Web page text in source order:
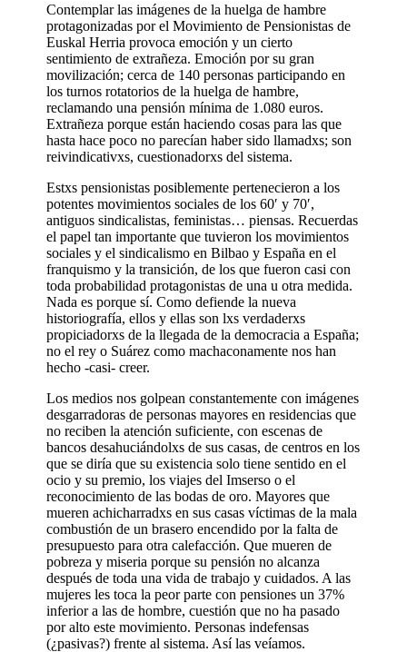
Contemplar las imágenes de la huelga de hambre
protagonizadas por el Movimiento de Pensionistas de
Euskal Herria provoca emoción y un cierto
sentimiento de extrañeza. Emoción por su gran
movilización; cerca de 140 personas participando en
los turnos rotatorios de la huelga de hambre,
reclamando una pensión mínima de 1.080 euros.
Extrañeza porque están haciendo cosas para las que
hasta hace poco no parecían haber sido llamadxs; son
reivindicativxs, cuestionadorxs del sistema.
Estxs pensionistas posiblemente pertenecieron a los
potentes movimientos sociales de los 60′ y 70′,
antiguos sindicalistas, feministas… piensas. Recuerdas
el papel tan importante que tuvieron los movimientos
sociales y el sindicalismo en Bilbao y España en el
franquismo y la transición, de los que fueron casi con
toda probabilidad protagonistas de una u otra medida.
Nada es porque sí. Como defiende la nueva
historiografía, ellos y ellas son lxs verdaderxs
propiciadorxs de la llegada de la democracia a España;
no el rey o Suárez como machaconamente nos han
hecho -casi- creer.
Los medios nos golpean constantemente con imágenes
desgarradoras de personas mayores en residencias que
no reciben la atención suficiente, con escenas de
bancos desahuciándolxs de sus casas, de centros en los
que se diría que su existencia solo tiene sentido en el
ocio y su premio, los viajes del Imserso o el
reconocimiento de las bodas de oro. Mayores que
mueren achicharradxs en sus casas víctimas de la mala
combustión de un brasero encendido por la falta de
presupuesto para otra calefacción. Que mueren de
pobreza y miseria porque su pensión no alcanza
después de toda una vida de trabajo y cuidados. A las
mujeres les toca la peor parte con pensiones un 37%
inferior a las de hombre, cuestión que no ha pasado
por alto este movimiento. Personas indefensas
(¿pasivas?) frente al sistema. Así las veíamos.